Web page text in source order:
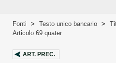
Fonti > Testo unico bancario >
Articolo 69 quater
ART. PREC.